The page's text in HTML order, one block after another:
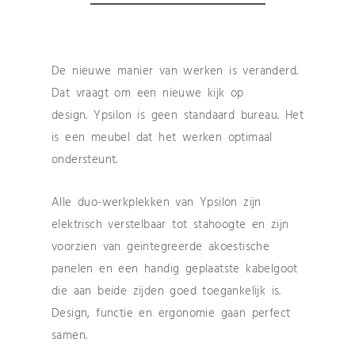
De nieuwe manier van werken is veranderd.
Dat vraagt om een nieuwe kijk op
design. Ypsilon is geen standaard bureau. Het
is een meubel dat het werken optimaal
ondersteunt.
Alle duo-werkplekken van Ypsilon zijn
elektrisch verstelbaar tot stahoogte en zijn
voorzien van geïntegreerde akoestische
panelen en een handig geplaatste kabelgoot
die aan beide zijden goed toegankelijk is.
Design, functie en ergonomie gaan perfect
samen.